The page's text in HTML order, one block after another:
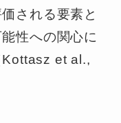
される要素と
性への関心に
Kottasz et al.,